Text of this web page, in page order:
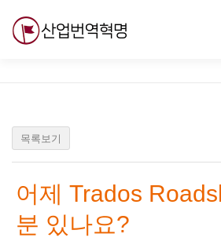
목록보기
어제 Trados
분 있나요?